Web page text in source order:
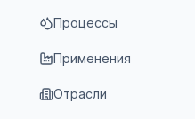
Процессы
Применения
Отрасли